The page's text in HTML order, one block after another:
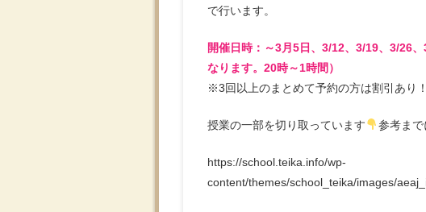
で行います。
開催日時：～3月5日、3/12、3/19、3/26
なります。20時～1時間）
※3回以上のまとめて予約の方は割引あり！
授業の一部を切り取っています 参考まで
https://school.teika.info/wp-
content/themes/school_teika/images/